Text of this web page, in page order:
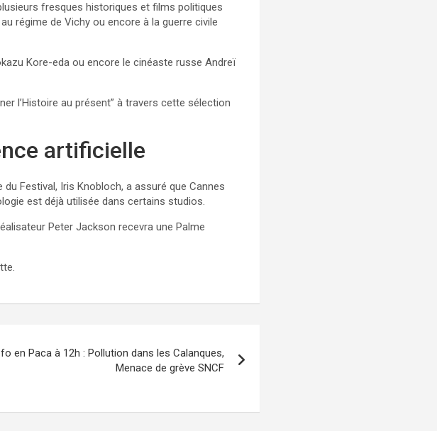
fresques historiques et films politiques
régime de Vichy ou encore à la guerre civile
Kore-eda ou encore le cinéaste russe Andreï
l’Histoire au présent” à travers cette sélection
artificielle
Festival, Iris Knobloch, a assuré que Cannes
est déjà utilisée dans certains studios.
Peter Jackson recevra une Palme
en Paca à 12h : Pollution dans les Calanques,
Menace de grève SNCF